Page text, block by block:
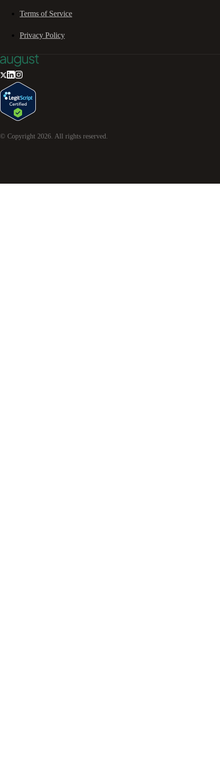
Terms of Service
Privacy Policy
© Copyright 2026 . All rights reserved.